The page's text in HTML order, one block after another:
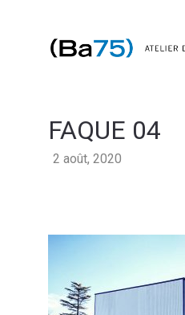
FAQUE 04
2 août, 2020